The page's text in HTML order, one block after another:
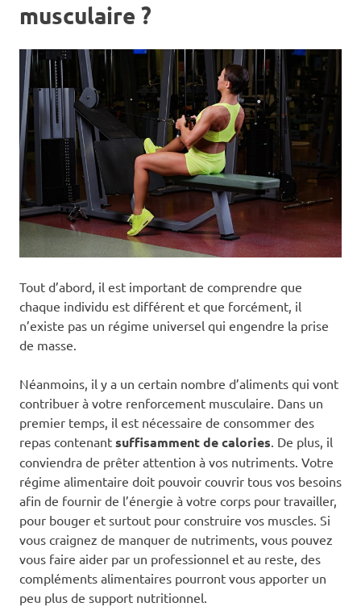
musculaire ?
Tout d’abord, il est important de comprendre que
chaque individu est différent et que forcément, il
n’existe pas un régime universel qui engendre la prise
de masse.
Néanmoins, il y a un certain nombre d’aliments qui vont
contribuer à votre renforcement musculaire. Dans un
premier temps, il est nécessaire de consommer des
repas contenant suffisamment de calories. De plus, il
conviendra de prêter attention à vos nutriments. Votre
régime alimentaire doit pouvoir couvrir tous vos besoins
afin de fournir de l’énergie à votre corps pour travailler,
pour bouger et surtout pour construire vos muscles. Si
vous craignez de manquer de nutriments, vous pouvez
vous faire aider par un professionnel et au reste, des
compléments alimentaires pourront vous apporter un
peu plus de support nutritionnel.